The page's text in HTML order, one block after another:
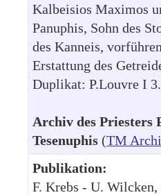
Kalbeisios Maximos
Panuphis, Sohn des
des Kanneis,
Erstattung des
Duplikat: P.Louvre I 3.
Archiv des Priesters
Tesenuphis (TM
Publikation:
F. Krebs - U.